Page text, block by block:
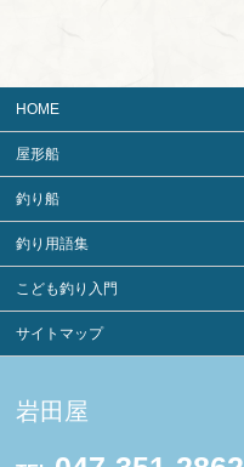
HOME
屋形船
釣り船
釣り用語集
こども釣り入門
サイトマップ
岩田屋